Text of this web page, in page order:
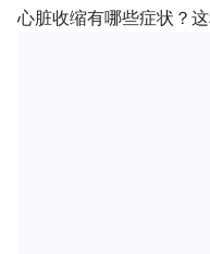
心脏收缩有哪些症状？